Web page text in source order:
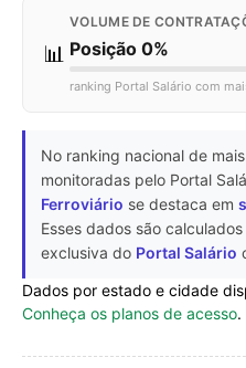
📊
VOLUME DE
Posição 0%
ranking Portal Salário com
No ranking nacional de
monitoradas pelo Portal
Ferroviário se destaca em
Esses dados são
exclusiva do Portal Salário
Dados por estado e cidade
Conheça os planos de acesso.